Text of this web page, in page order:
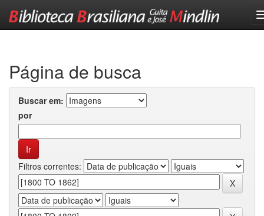
Página de busca
Buscar em:
por
Filtros correntes: